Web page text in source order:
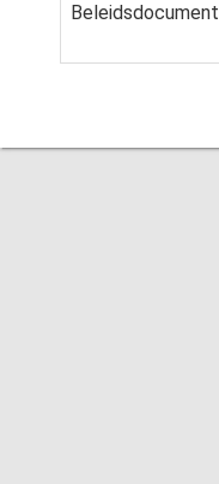
Beleidsdocument